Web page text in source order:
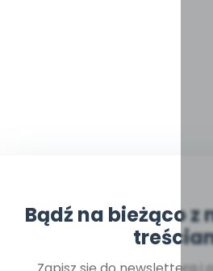
Bądź na bieżąco z